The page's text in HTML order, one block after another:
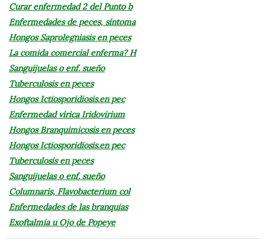
Curar enfermedad 2 del Punto b
Enfermedades de peces, síntoma
Hongos Saprolegniasis en peces
La comida comercial enferma? H
Sanguijuelas o enf. sueño
Tuberculosis en peces
Hongos Ictiosporidiosis.en pec
Enfermedad vírica Iridovirium
Hongos Branquimicosis en peces
Hongos Ictiosporidiosis.en pec
Tuberculosis en peces
Sanguijuelas o enf. sueño
Columnaris, Flavobacterium col
Enfermedades de las branquias
Exoftalmia u Ojo de Popeye